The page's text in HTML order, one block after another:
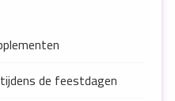
de feestdagen